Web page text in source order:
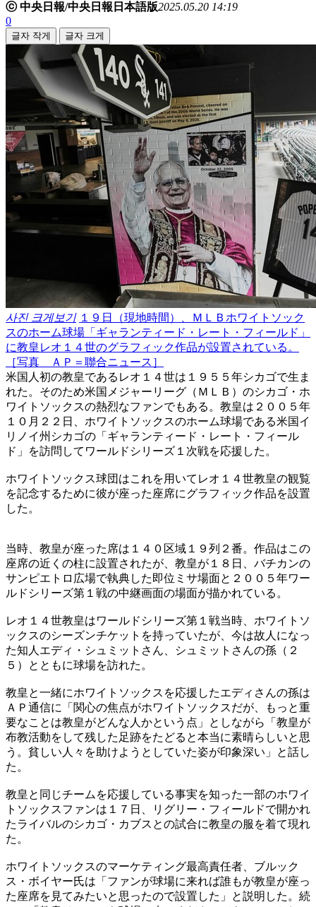
ⓒ 中央日報/中央日報日本語版2025.05.20 14:19
0
글자 작게 글자 크게
사진 크게보기 １９日（現地時間）、ＭＬＢホワイトソック
スのホーム球場「ギャランティード・レート・フィールド」
に教皇レオ１４世のグラフィック作品が設置されている。
［写真 ＡＰ＝聯合ニュース］
米国人初の教皇であるレオ１４世は１９５５年シカゴで生ま
れた。そのため米国メジャーリーグ（ＭＬＢ）のシカゴ・ホ
ワイトソックスの熱烈なファンでもある。教皇は２００５年
１０月２２日、ホワイトソックスのホーム球場である米国イ
リノイ州シカゴの「ギャランティード・レート・フィール
ド」を訪問してワールドシリーズ１次戦を応援した。
ホワイトソックス球団はこれを用いてレオ１４世教皇の観覧
を記念するために彼が座った座席にグラフィック作品を設置
した。
当時、教皇が座った席は１４０区域１９列２番。作品はこの
座席の近くの柱に設置されたが、教皇が１８日、バチカンの
サンピエトロ広場で執典した即位ミサ場面と２００５年ワー
ルドシリーズ第１戦の中継画面の場面が描かれている。
レオ１４世教皇はワールドシリーズ第１戦当時、ホワイトソ
ックスのシーズンチケットを持っていたが、今は故人になっ
た知人エディ・シュミットさん、シュミットさんの孫（２
５）とともに球場を訪れた。
教皇と一緒にホワイトソックスを応援したエディさんの孫は
ＡＰ通信に「関心の焦点がホワイトソックスだが、もっと重
要なことは教皇がどんな人かという点」としながら「教皇が
布教活動をして残した足跡をたどると本当に素晴らしいと思
う。貧しい人々を助けようとしていた姿が印象深い」と話し
た。
教皇と同じチームを応援している事実を知った一部のホワイ
トソックスファンは１７日、リグリー・フィールドで開かれ
たライバルのシカゴ・カブスとの試合に教皇の服を着て現れ
た。
ホワイトソックスのマーケティング最高責任者、ブルック
ス・ボイヤー氏は「ファンが球場に来れば誰もが教皇が座っ
た座席を見てみたいと思ったので設置した」と説明した。続